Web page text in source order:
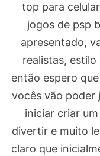
top para
jogos de psp
apresentado,
realistas,
então espero
vocês vão poder
iniciar criar
divertir e muito
claro que